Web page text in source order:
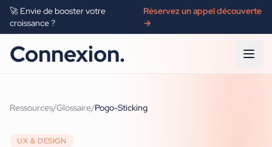
🚀 Envie de booster votre
croissance ?
Réservez un appel découverte
→
Connexion.
Ressources/Glossaire/Pogo-Sticking
UX & DESIGN